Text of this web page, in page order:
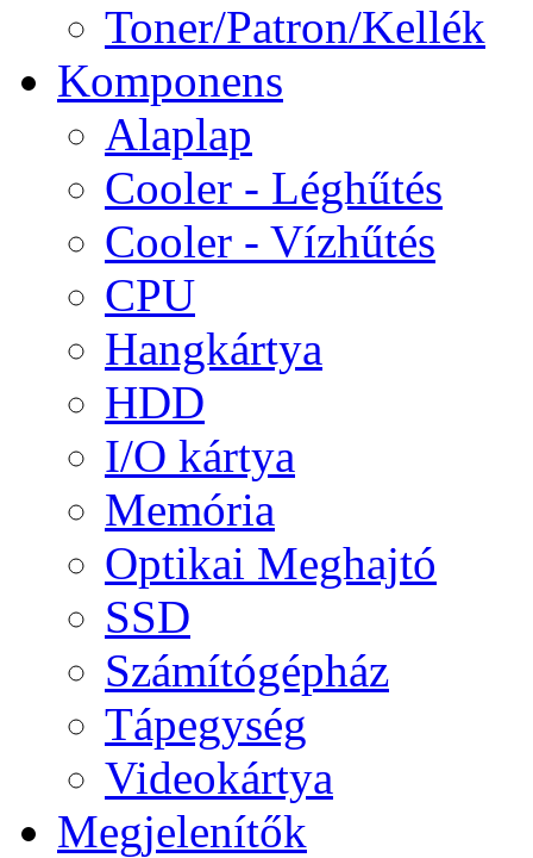
Toner/Patron/Kellék
Komponens
Alaplap
Cooler - Léghűtés
Cooler - Vízhűtés
CPU
Hangkártya
HDD
I/O kártya
Memória
Optikai Meghajtó
SSD
Számítógépház
Tápegység
Videokártya
Megjelenítők